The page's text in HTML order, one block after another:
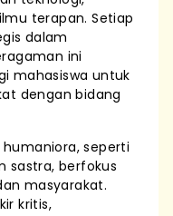
terapan. Setiap
dalam
ini
mahasiswa untuk
dengan bidang
seperti
sastra, berfokus
masyarakat.
kritis,